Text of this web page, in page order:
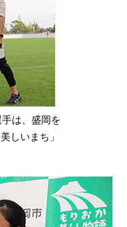
は、盛岡を
しいまち」